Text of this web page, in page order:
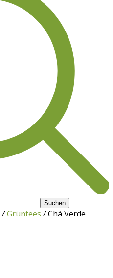
Suchen
/Grüntees /Chá Verde